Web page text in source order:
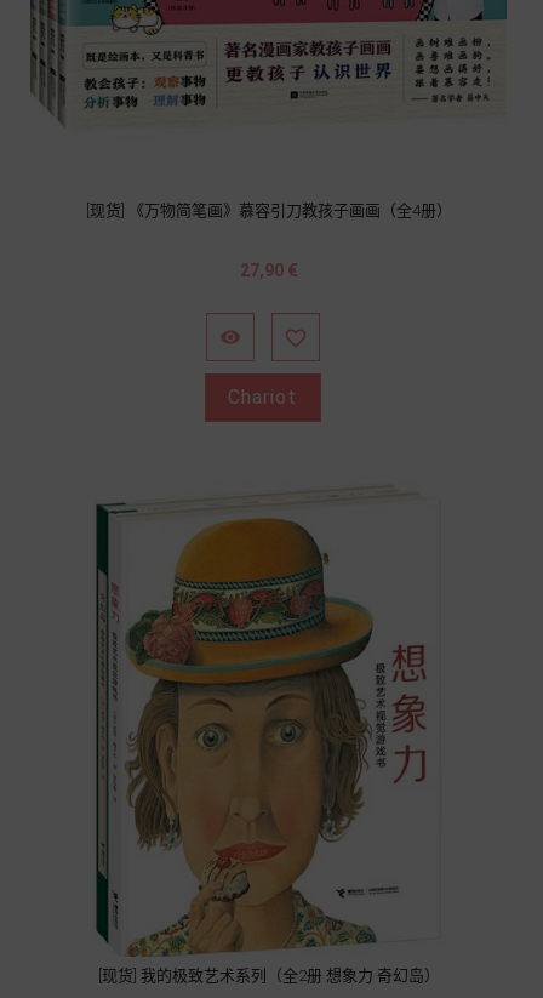
[现货] 《万物简笔画》慕容引刀教孩子画画（全4册）
Prix
27,90 €
 
Chariot
[现货] 我的极致艺术系列（全2册 想象力 奇幻岛）